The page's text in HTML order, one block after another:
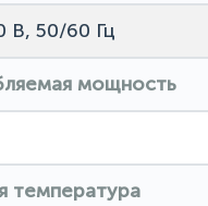
В, 50/60 Гц
мощность
температура